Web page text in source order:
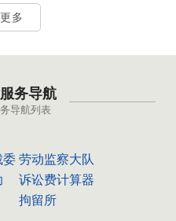
多
务导航
导航列表
委 劳动监察大队
诉讼费计算器
拘留所